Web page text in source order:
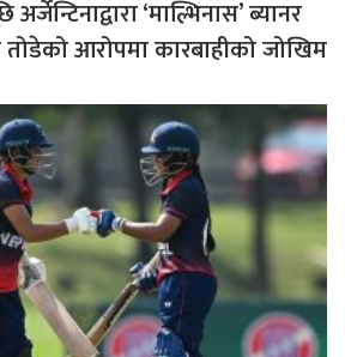
‘माल्भिनास’ ब्यानर
तोडेको आरोपमा कारबाहीको जोखिम